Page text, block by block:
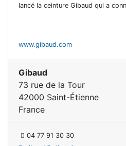
lancé la ceinture Gibaud qui a
www.gibaud.com
Gibaud
73 rue de la Tour
42000 Saint-Étienne
France
04 77 91 30 30